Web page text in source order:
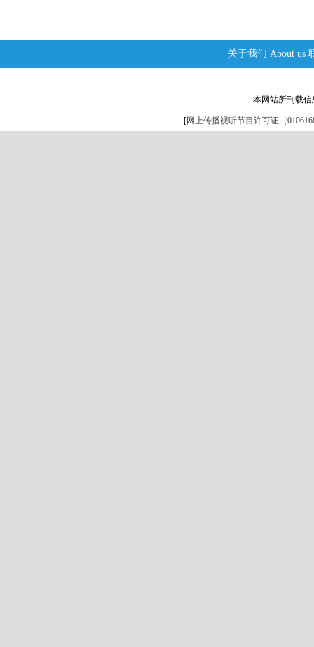
关于我们 About us
本网站所刊载
[网上传播视听节目许可证（